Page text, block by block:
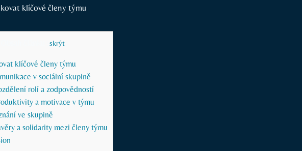
skrýt]
klíčové členy týmu
​v sociální ⁢skupině
⁣rolí a ⁣zodpovědností
a​ motivace v ⁣týmu
ve ‌skupině
a solidarity mezi ‍členy týmu